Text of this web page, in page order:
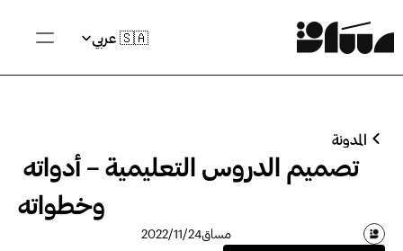
🇸🇦 عربي
المدونة
وخطواته
مساق24‏/11‏/2022